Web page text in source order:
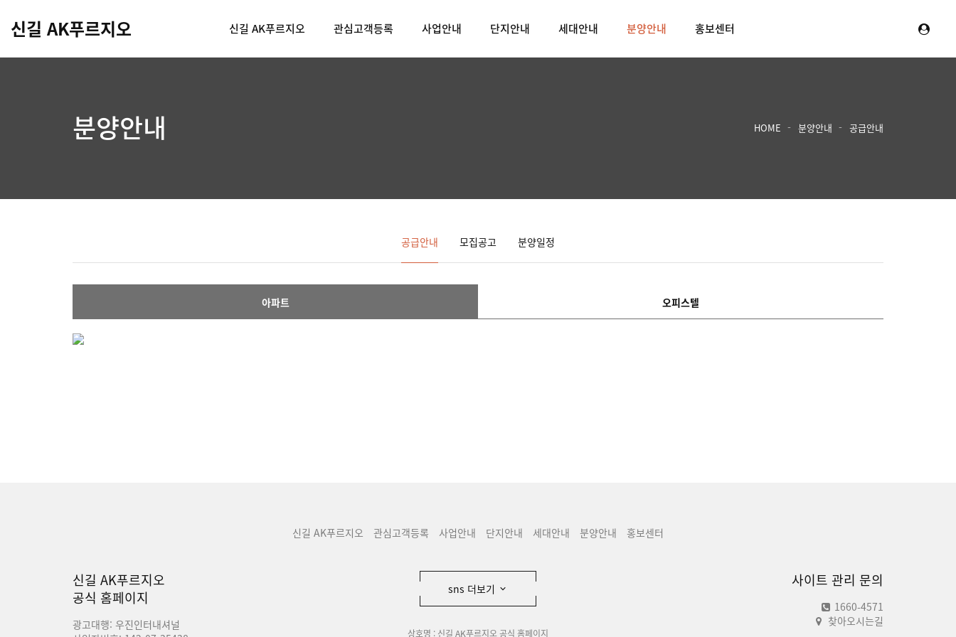
신길 AK푸르지오 신길 AK푸르지오 관심고객등록 사업안내 단지안내 세대안내 분양안내 홍보센터
분양안내 HOME 분양안내 공급안내
공급안내 모집공고 분양일정
아파트 오피스텔
신길 AK푸르지오 관심고객등록 사업안내 단지안내 세대안내 분양안내 홍보센터
신길 AK푸르지오
공식 홈페이지
광고대행: 우진인터내셔널
사이트 관리 문의
1660-4571
찾아오시는길
sns 더보기
상호명 : 신길 AK푸르지오 공식 홈페이지